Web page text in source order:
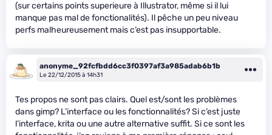
(sur certains points superieure à Illustrator, même si il lui
manque pas mal de fonctionalités). Il pêche un peu niveau
perfs malheureusement mais c’est pas insupportable.
anonyme_92fcfbdd6cc3f0397af3a985adab6b1b
Le 22/12/2015 à 14h31
Tes propos ne sont pas clairs. Quel est/sont les problèmes
dans gimp? L’interface ou les fonctionnalités? Si c’est juste
l’interface, krita ou une autre alternative suffit. Si ce sont les